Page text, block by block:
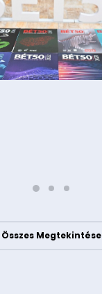
Összes Megtekintése